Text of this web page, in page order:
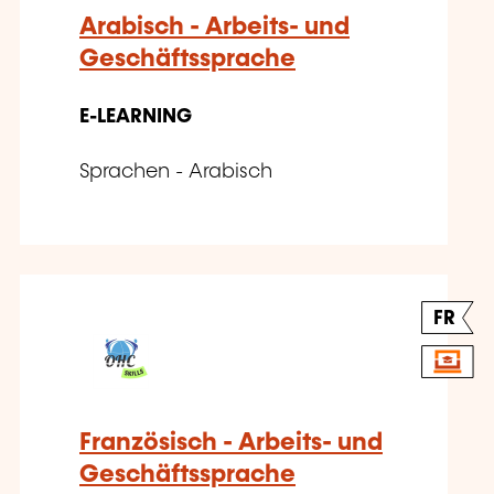
Arabisch - Arbeits- und
Geschäftssprache
E-LEARNING
Sprachen - Arabisch
FR
Französisch - Arbeits- und
Geschäftssprache